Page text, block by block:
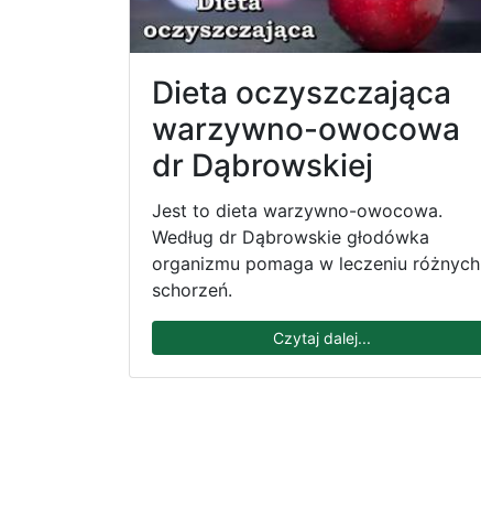
Dieta oczyszczająca
warzywno-owocowa
dr Dąbrowskiej
Jest to dieta warzywno-owocowa.
Według dr Dąbrowskie głodówka
organizmu pomaga w leczeniu różnych
schorzeń.
Czytaj dalej...